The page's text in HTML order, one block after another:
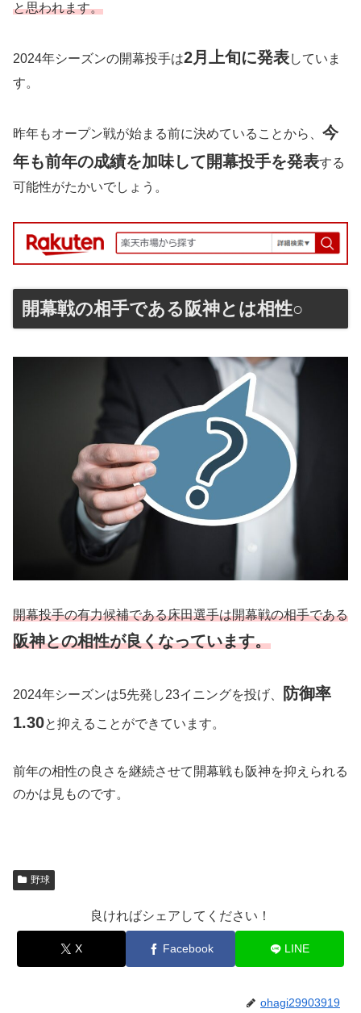
と思われます。
2024年シーズンの開幕投手は2月上旬に発表していま
す。
昨年もオープン戦が始まる前に決めていることから、 今
年も前年の成績を加味して開幕投手を発表する
可能性がたかいでしょう。
開幕戦の相手である阪神とは相性○
開幕投手の有力候補である床田選手は開幕戦の相手である
阪神との相性が良くなっています。
2024年シーズンは5先発し23イニングを投げ、
防御率
1.30と抑えることができています。
前年の相性の良さを継続させて開幕戦も阪神を抑えられる
のかは見ものです。
野球
良ければシェアしてください！
X Facebook LINE
ohagi29903919